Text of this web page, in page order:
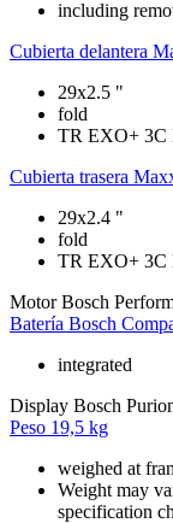
including
Cubierta delantera
29x2.5 "
fold
TR EXO+ 3C
Cubierta trasera
29x2.4 "
fold
TR EXO+ 3C
Motor Bosch
Batería Bosch
integrated
Display Bosch
Peso 19,5 kg
weighed at
Weight may
specification